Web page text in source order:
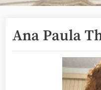
Ana Paula